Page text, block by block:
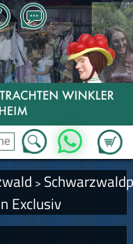
Zum
WhatsApp
>
Exclusiv